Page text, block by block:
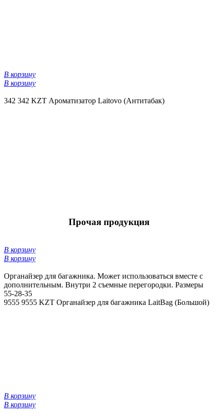
В корзину
В корзину
342 342 KZT Ароматизатор Laitovo (Антитабак)
Прочая продукция
В корзину
В корзину
Органайзер для багажника. Может использоваться вместе с
дополнительным. Внутри 2 съемные перегородки. Размеры
55-28-35
9555 9555 KZT Органайзер для багажника LaitBag (Большой)
В корзину
В корзину